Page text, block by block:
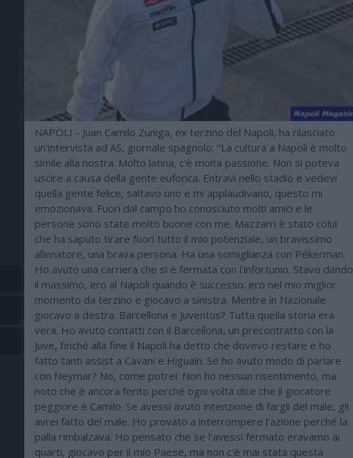
NAPOLI - Juan Camilo Zuniga, ex terzino del Napoli, ha rilasciato
un'intervista ad AS, giornale spagnolo: "La cultura a Napoli è molto
simile alla nostra. Molto latina, c'è molta passione. Non si poteva
uscire a causa della gente euforica. Entravi nello stadio e vedevi
quella gente felice, saltavo uno e mi applaudivano, questo mi
emozionava. Fuori dal campo ho conosciuto molti amici e le
persone sono state molto buone con me. Mazzarri è stato colui
che ha saputo tirare fuori tutto il mio potenziale, un bravissimo
allenatore, una brava persona. Ha una somiglianza con Pékerman.
Ho avuto una carriera che si è fermata con l'infortunio. Stavo dando
il massimo, ero al Napoli quando è successo: ero nel mio miglior
momento da terzino e giocavo a sinistra. Mentre in Nazionale
giocavo a destra. Barcellona e Juventus? Tutta quella storia era
vera. Ho avuto contatti con il Barcellona, un precontratto con la
Juve, finché alla fine il Napoli ha detto che dovevo restare e ho
fatto tanti assist a Cavani e Higuaín. Se ho avuto modo di parlare
con Neymar? No, come potrei. Non ho nessun risentimento, ma
noto che è ancora ferito perché ogni volta dice che il giocatore
peggiore è Camilo. Se avessi avuto intenzione di fargli del male, gli
avrei fatto del male. Ho provato a interrompere l'azione perché la
palla rimbalzava. Ho pensato che se l'avessi fermato eravamo ai
quarti, giocavo per il mio Paese, ma non c'è mai stata questa